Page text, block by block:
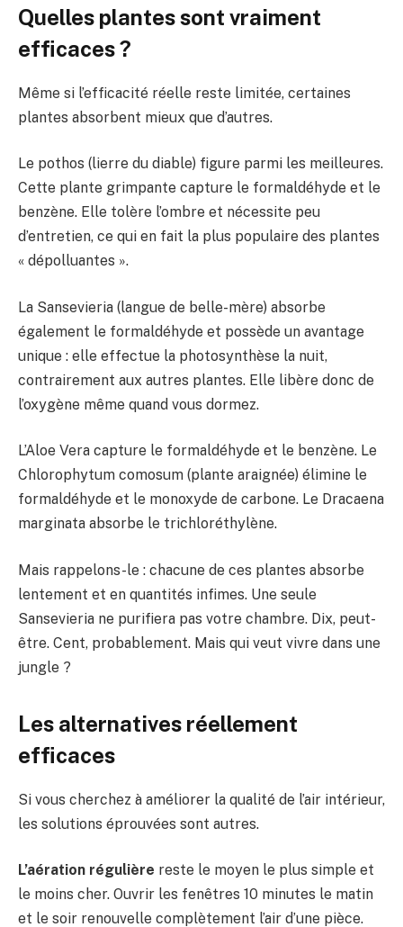
Quelles plantes sont vraiment
efficaces ?
Même si l’efficacité réelle reste limitée, certaines
plantes absorbent mieux que d’autres.
Le pothos (lierre du diable) figure parmi les meilleures.
Cette plante grimpante capture le formaldéhyde et le
benzène. Elle tolère l’ombre et nécessite peu
d’entretien, ce qui en fait la plus populaire des plantes
« dépolluantes ».
La Sansevieria (langue de belle-mère) absorbe
également le formaldéhyde et possède un avantage
unique : elle effectue la photosynthèse la nuit,
contrairement aux autres plantes. Elle libère donc de
l’oxygène même quand vous dormez.
L’Aloe Vera capture le formaldéhyde et le benzène. Le
Chlorophytum comosum (plante araignée) élimine le
formaldéhyde et le monoxyde de carbone. Le Dracaena
marginata absorbe le trichloréthylène.
Mais rappelons-le : chacune de ces plantes absorbe
lentement et en quantités infimes. Une seule
Sansevieria ne purifiera pas votre chambre. Dix, peut-
être. Cent, probablement. Mais qui veut vivre dans une
jungle ?
Les alternatives réellement
efficaces
Si vous cherchez à améliorer la qualité de l’air intérieur,
les solutions éprouvées sont autres.
L’aération régulière reste le moyen le plus simple et
le moins cher. Ouvrir les fenêtres 10 minutes le matin
et le soir renouvelle complètement l’air d’une pièce.